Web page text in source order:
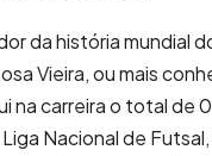
da história mundial
Vieira, ou mais
na carreira o total de
Nacional de